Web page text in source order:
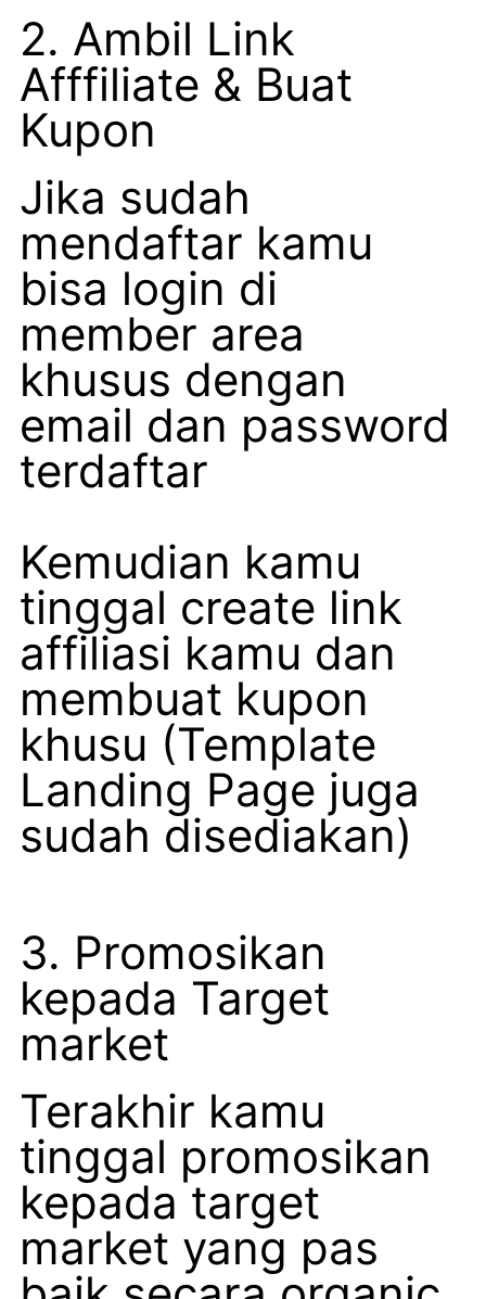
2. Ambil Link
Afffiliate & Buat
Kupon
Jika sudah
mendaftar kamu
bisa login di
member area
khusus dengan
email dan password
terdaftar
Kemudian kamu
tinggal create link
affiliasi kamu dan
membuat kupon
khusu (Template
Landing Page juga
sudah disediakan)
3. Promosikan
kepada Target
market
Terakhir kamu
tinggal promosikan
kepada target
market yang pas